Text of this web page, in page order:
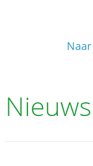
Nieuws